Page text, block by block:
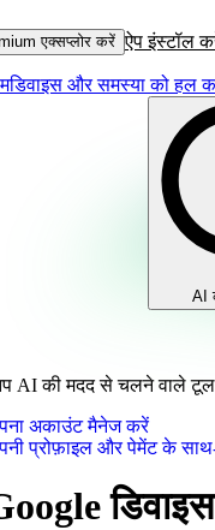
एक्सप्लोर करें ऐप इंस्टॉल
डिवाइस और समस्या को हल
AI
AI की मदद से चलने वाले टूल
अकाउंट मैनेज करें
प्रोफ़ाइल और पेमेंट के